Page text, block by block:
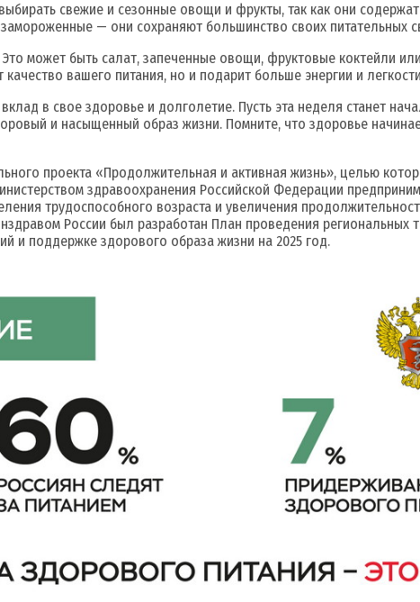
свежие и сезонные овощи и фрукты, так как они
— они сохраняют большинство своих питательных
может быть салат, запеченные овощи, фруктовые коктейли
вашего питания, но и подарит больше энергии и
в свое здоровье и долголетие. Пусть эта неделя станет
и насыщенный образ жизни. Помните, что здоровье
проекта «Продолжительная и активная жизнь», целью
здравоохранения Российской Федерации
трудоспособного возраста и увеличения
России был разработан План проведения региональных
и поддержке здорового образа жизни на 2025 год.